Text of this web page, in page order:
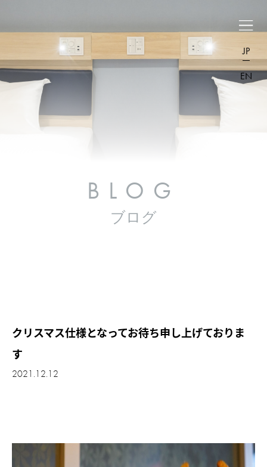
JP
EN
BLOG
ブログ
クリスマス仕様となってお待ち申し上げておりま
す
2021.12.12